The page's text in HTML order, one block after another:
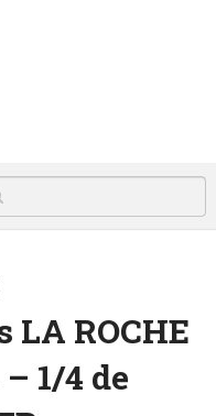
LA ROCHE
1/4 de